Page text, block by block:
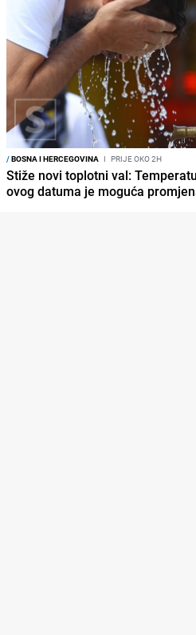
/BOSNA I HERCEGOVINA I PRIJE OKO 2H
Stiže novi toplotni val:
ovog datuma je moguća